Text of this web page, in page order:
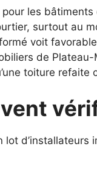
les
surtout au
voit
de
toiture refaite
d’installateurs